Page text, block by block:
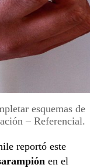
esquemas de
– Referencial.
reportó este
en el